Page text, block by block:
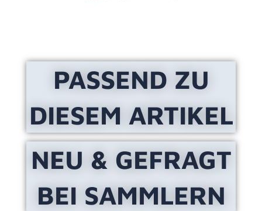
PASSEND ZU
DIESEM ARTIKEL
NEU & GEFRAGT
BEI SAMMLERN